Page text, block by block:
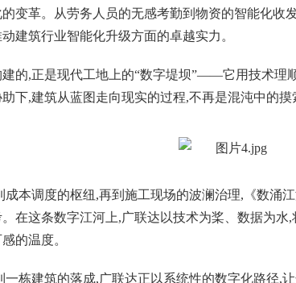
变革。从劳务人员的无感考勤到物资的智能化收
建筑行业智能化升级方面的卓越实力。
建的,正是现代工地上的“数字堤坝”——它用技术理
下,建筑从蓝图走向现实的过程,不再是混沌中的摸
成本调度的枢纽,再到施工现场的波澜治理,《数涌
在这条数字江河上,广联达以技术为桨、数据为
的温度。
一栋建筑的落成,广联达正以系统性的数字化路径,